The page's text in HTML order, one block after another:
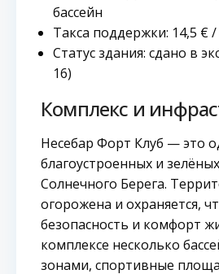
бассейн
Такса поддержки: 14,5 € /
Статус здания: сдано в
16)
Комплекс и
Несебар Форт Клуб — это
благоустроенных и
Солнечного Берега.
огорожена и охраняется,
безопасность и комфорт
комплексе несколько
зонами, спортивные